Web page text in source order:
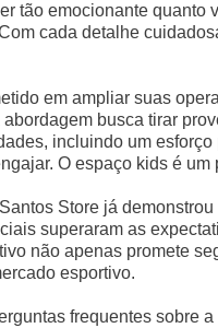
tão emocionante
cada detalhe
em ampliar suas
busca tirar
incluindo um
O espaço kids é
Store já
superaram as
não apenas promete
esportivo.
frequentes sobre